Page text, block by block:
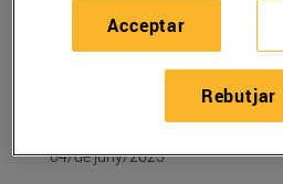
RECEPTES
Albercocs
broquetes
04/de juny/2023
Rebutjar
Acceptar